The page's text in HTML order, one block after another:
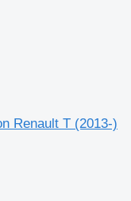
Renault T (2013-)